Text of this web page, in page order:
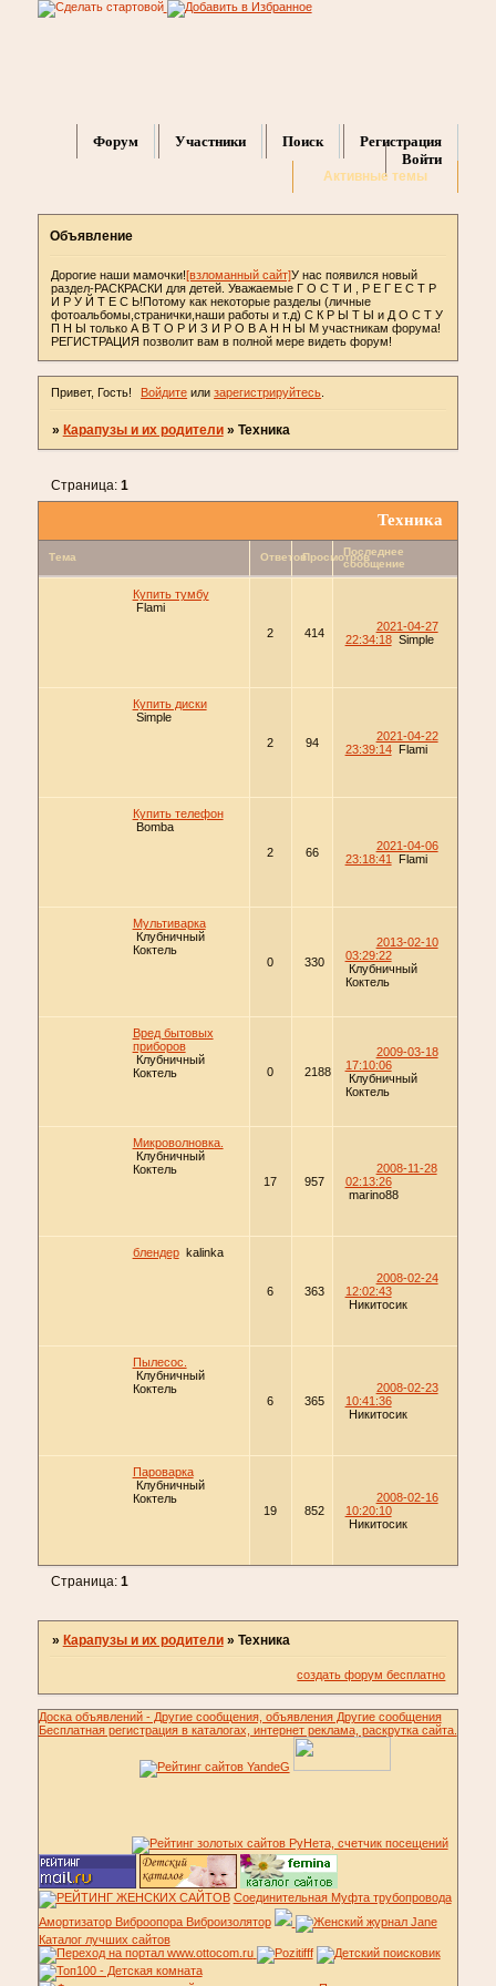
Форум Участники Поиск
Регистрация
Войти
Активные темы
Объявление
Дорогие наши мамочки![взломанный сайт]У нас появился новый
раздел-РАСКРАСКИ для детей. Уважаемые Г О С Т И , Р Е Г Е С Т Р
И Р У Й Т Е С Ь!Потому как некоторые разделы (личные
фотоальбомы,странички,наши работы и т.д) С К Р Ы Т Ы и Д О С Т У
П Н Ы только А В Т О Р И З И Р О В А Н Н Ы М участникам форума!
РЕГИСТРАЦИЯ позволит вам в полной мере видеть форум!
Привет, Гость! Войдите илизарегистрируйтесь
» Карапузы и их родители » Техника
Техника
Страница: 1
Тема ОтветовПросмотровПоследнее
сообщение
Купить тумбу
Flami
2
414
2021-04-27
22:34:18 Simple
Купить диски
Simple
2
94
2021-04-22
23:39:14
Flami
Купить телефон
Bomba
2
66
2021-04-06
23:18:41
Flami
Мультиварка
Клубничный
Коктель
0
330
2013-02-10
03:29:22
Клубничный
Коктель
Вред бытовых
приборов
Клубничный
Коктель
0 2188
2009-03-18
17:10:06
Клубничный
Коктель
Микроволновка.
Клубничный
Коктель
17
957
2008-11-28
02:13:26
marino88
блендер kalinka
6 363
2008-02-24
12:02:43
Никитосик
Пылесос.
Клубничный
Коктель
6
365
2008-02-23
10:41:36
Никитосик
Пароварка
Клубничный
Коктель
19
852
2008-02-16
10:20:10
Никитосик
Страница: 1
» Карапузы и их родители » Техника
создать форум бесплатно
Доска объявлений - Другие сообщения, объявления Другие сообщения
Бесплатная регистрация в каталогах, интернет реклама, раскрутка сайта.
Соединительная Муфта трубопровода
Амортизатор Виброопора Виброизолятор
Каталог лучших сайтов